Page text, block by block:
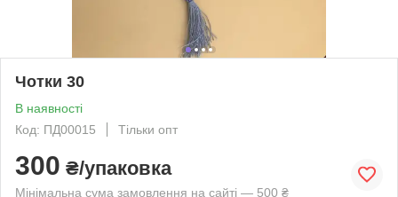
Чотки 30
В наявності
Код: ПД00015
Тільки опт
300 ₴/упаковка
Мінімальна сума замовлення на сайті — 500 ₴